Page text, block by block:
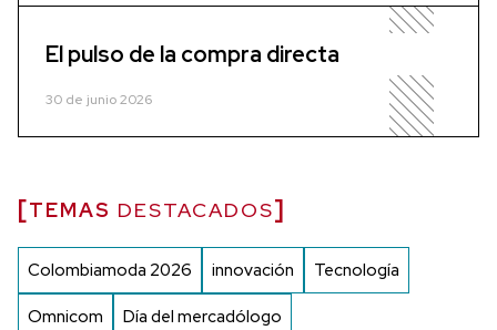
El pulso de la compra directa
30 de junio 2026
TEMAS DESTACADOS
Colombiamoda 2026 innovación Tecnología
Omnicom Día del mercadólogo